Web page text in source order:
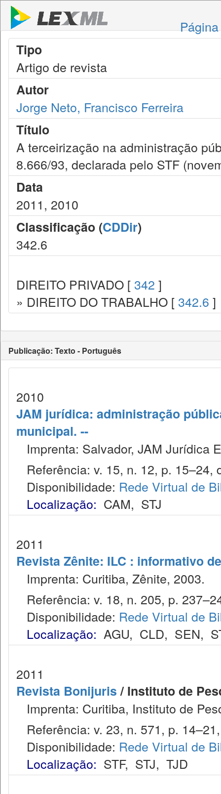
Tipo
Artigo de revista
Autor
Jorge Neto, Francisco Ferreira
Título
A terceirização na administração
8.666/93, declarada pelo STF
Data
2011, 2010
Classificação (CDDir)
342.6
DIREITO PRIVADO [ 342 ]
» DIREITO DO TRABALHO [ 342.6 ]
Publicação: Texto - Português
2010
JAM jurídica: administração
municipal. --
Imprenta: Salvador, JAM Jurídica
Referência: v. 15, n. 12, p. 15–24,
Disponibilidade: Rede Virtual de
Localização: CAM, STJ
2011
Revista Zênite: ILC : informativo
Imprenta: Curitiba, Zênite, 2003.
Referência: v. 18, n. 205, p.
Disponibilidade: Rede Virtual de
Localização: AGU, CLD, SEN,
2011
Revista Bonijuris/ Instituto de
Imprenta: Curitiba, Instituto de
Referência: v. 23, n. 571, p.
Disponibilidade: Rede Virtual de
Localização: STF, STJ, TJD